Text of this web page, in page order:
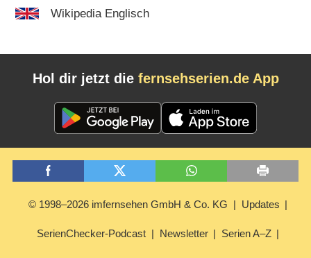
Wikipedia Englisch
Hol dir jetzt die fernsehserien.de App
© 1998–2026 imfernsehen GmbH & Co. KG Updates
SerienChecker-Podcast Newsletter Serien A–Z